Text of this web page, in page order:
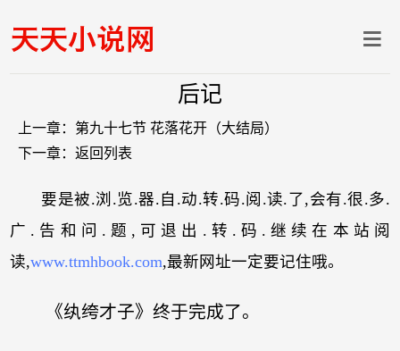
后记
上一章： 第九十七节 花落花开（大结局）
下一章： 返回列表
要是被.浏.览.器.自.动.转.码.阅.读.了,会有.很.多.
广.告和问.题,可退出.转.码.继续在本站阅
读,www.ttmhbook.com,最新网址一定要记住哦。
《纨绔才子》终于完成了。